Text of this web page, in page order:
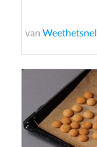
van Weethetsnel